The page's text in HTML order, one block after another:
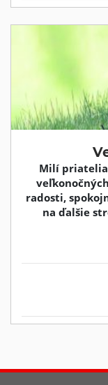
Milí
radosti,
na ďalšie